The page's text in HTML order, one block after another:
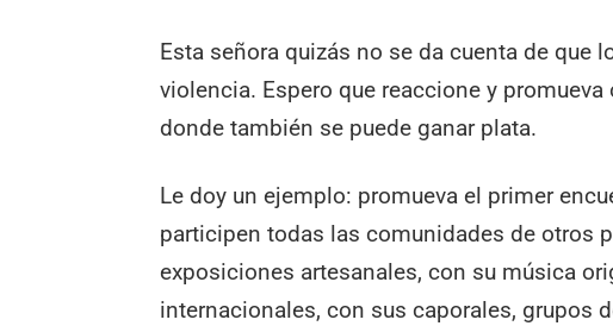
Esta señora quizás no se da cuenta de que
violencia. Espero que reaccione y
donde también se puede ganar plata.
Le doy un ejemplo: promueva el primer
participen todas las comunidades de otros
exposiciones artesanales, con su música
internacionales, con sus caporales, grupos